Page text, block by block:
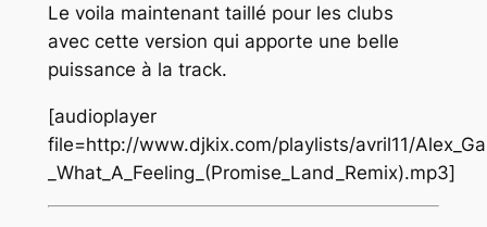
Le voila maintenant taillé pour les clubs
avec cette version qui apporte une belle
puissance à la track.
[audioplayer
file=http://www.djkix.com/playlists/avril11/
_What_A_Feeling_(Promise_Land_Remix).mp3]